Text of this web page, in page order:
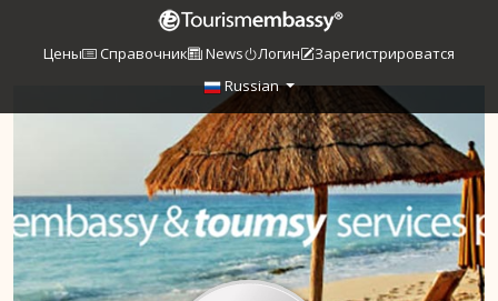
Цены Справочник News Логин
Зарегистрироватся
Russian